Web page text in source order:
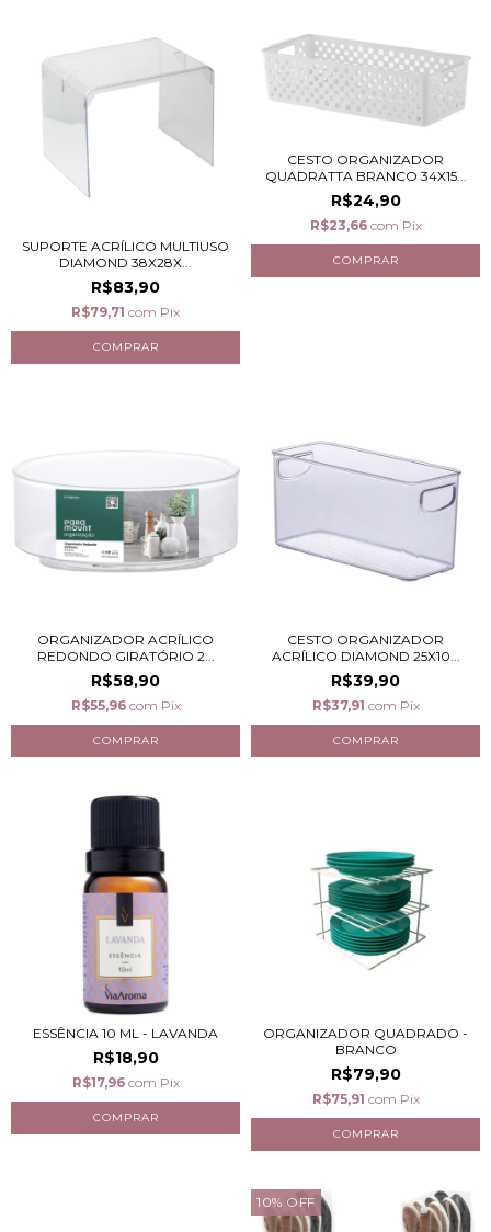
SUPORTE ACRÍLICO MULTIUSO
DIAMOND 38X28X...
R$83,90
R$79,71 com Pix
CESTO ORGANIZADOR
QUADRATTA BRANCO 34X15...
R$24,90
R$23,66 com Pix
ORGANIZADOR ACRÍLICO
REDONDO GIRATÓRIO 2...
R$58,90
R$55,96 com Pix
CESTO ORGANIZADOR
ACRÍLICO DIAMOND 25X10...
R$39,90
R$37,91 com Pix
ESSÊNCIA 10 ML - LAVANDA
R$18,90
R$17,96 com Pix
ORGANIZADOR QUADRADO -
BRANCO
R$79,90
R$75,91 com Pix
10% OFF